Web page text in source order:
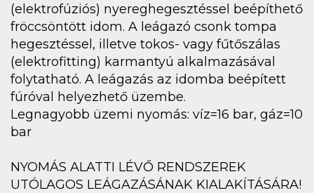
(elektrofúziós) nyereghegesztéssel beépíthető
fröccsöntött idom. A leágazó csonk tompa
hegesztéssel, illetve tokos- vagy fűtőszálas
(elektrofitting) karmantyú alkalmazásával
folytatható. A leágazás az idomba beépített
fúróval helyezhető üzembe.
Legnagyobb üzemi nyomás: víz=16 bar, gáz=10
bar
NYOMÁS ALATTI LÉVŐ RENDSZEREK
UTÓLAGOS LEÁGAZÁSÁNAK KIALAKÍTÁSÁRA!